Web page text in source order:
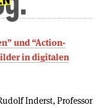
und “Action-
in digitalen
Inderst, Professor